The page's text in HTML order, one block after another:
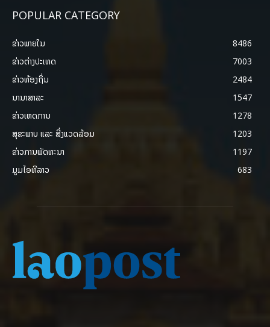
POPULAR CATEGORY
ຂ່າວພາຍ​ໃນ
8486
ຂ່າວຕ່າງປະເທດ
7003
ຂ່າວທ້ອງຖິ່ນ
2484
ນານາສາລະ
1547
ຂ່າວເຫດການ
1278
ສຸຂະພາບ ແລະ ສີ່ງແວດລ້ອມ
1203
ຂ່າວການພັດທະນາ
1197
ມູມໄອທີລາວ
683